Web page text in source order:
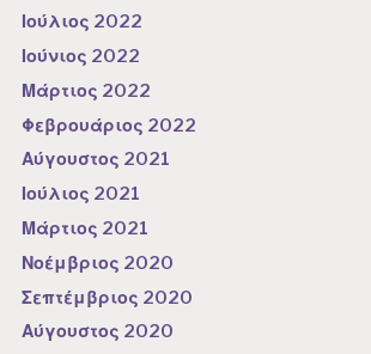
Ιούλιος 2022
Ιούνιος 2022
Μάρτιος 2022
Φεβρουάριος 2022
Αύγουστος 2021
Ιούλιος 2021
Μάρτιος 2021
Νοέμβριος 2020
Σεπτέμβριος 2020
Αύγουστος 2020